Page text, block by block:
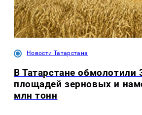
Новости Татарстана
В Татарстане обмолотили
площадей зерновых и
млн тонн